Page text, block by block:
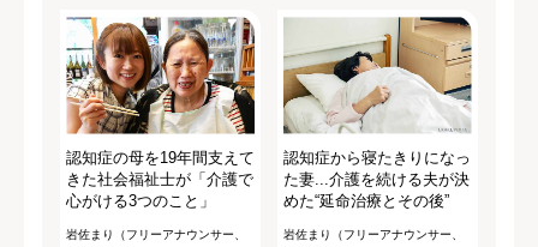
認知症の母を19年間支えて
きた社会福祉士が「介護で
心がける3つのこと」
岩佐まり（フリーアナウンサー、
認知症から寝たきりになっ
た妻...介護を続ける夫が決
めた“延命治療とその後”
岩佐まり（フリーアナウンサー、